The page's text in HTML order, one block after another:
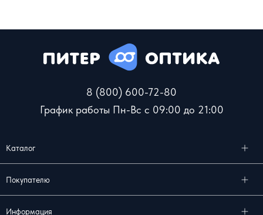
8 (800) 600-72-80
График работы Пн-Вс с 09:00 до 21:00
Каталог
Покупателю
Информация